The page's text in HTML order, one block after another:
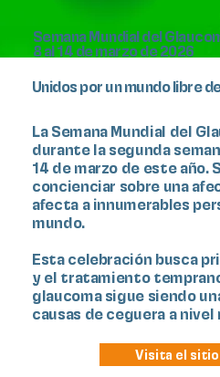
Unidos por un mundo libre
La Semana Mundial del
durante la segunda
14 de marzo de este año.
concienciar sobre una
afecta a innumerables
mundo.
Esta celebración busca
y el tratamiento
glaucoma sigue siendo
causas de ceguera a nivel
Visita el
Semana Mundial del
8 al 14 de marzo de 2026